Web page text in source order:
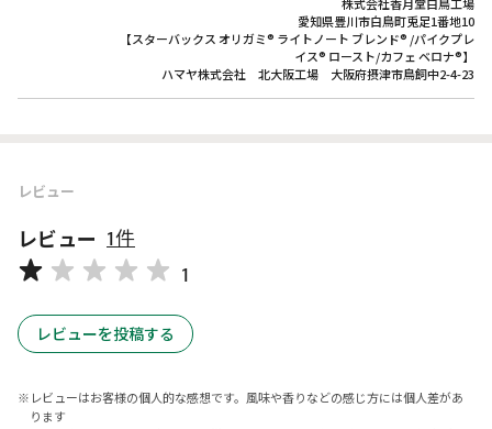
愛知県豊川市白鳥町兎足1番地10
【スターバックス オリガミ® ライトノート ブレンド® /パイクプレ
イス® ロースト/カフェ ベロナ®】
ハマヤ株式会社 北大阪工場 大阪府摂津市鳥飼中2-4-23
レビュー
レビュー 1件
1
レビューを投稿する
レビューはお客様の個人的な感想です。風味や香りなどの感じ方には個人差があ
ります